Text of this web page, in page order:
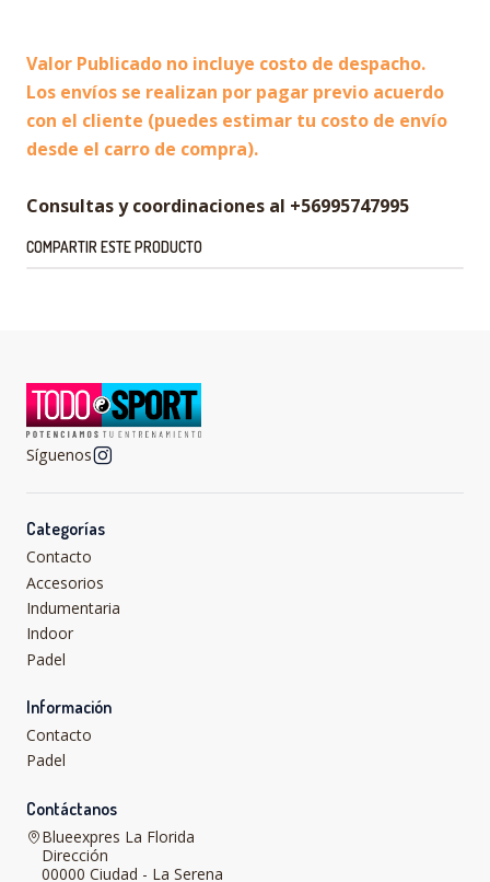
Valor Publicado no incluye costo de despacho.
Los envíos se realizan por pagar previo acuerdo
con el cliente (puedes estimar tu costo de envío
desde el carro de compra).
Consultas y coordinaciones al +56995747995
COMPARTIR ESTE PRODUCTO
Síguenos
Categorías
Contacto
Accesorios
Indumentaria
Indoor
Padel
Información
Contacto
Padel
Contáctanos
Blueexpres La Florida
Dirección
00000 Ciudad - La Serena